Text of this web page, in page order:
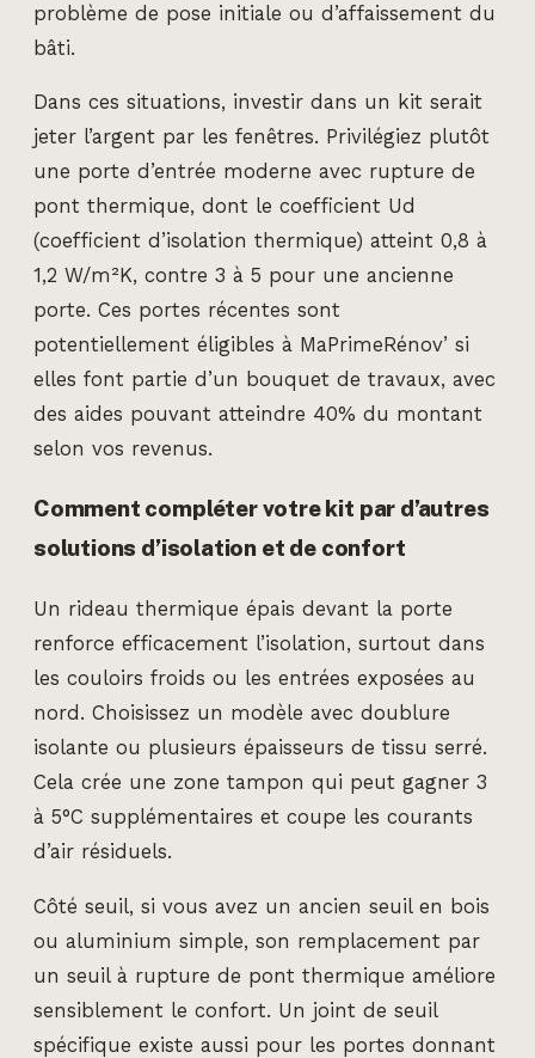
problème de pose initiale ou d’affaissement du
bâti.
Dans ces situations, investir dans un kit serait
jeter l’argent par les fenêtres. Privilégiez plutôt
une porte d’entrée moderne avec rupture de
pont thermique, dont le coefficient Ud
(coefficient d’isolation thermique) atteint 0,8 à
1,2 W/m²K, contre 3 à 5 pour une ancienne
porte. Ces portes récentes sont
potentiellement éligibles à MaPrimeRénov’ si
elles font partie d’un bouquet de travaux, avec
des aides pouvant atteindre 40% du montant
selon vos revenus.
Comment compléter votre kit par d’autres
solutions d’isolation et de confort
Un rideau thermique épais devant la porte
renforce efficacement l’isolation, surtout dans
les couloirs froids ou les entrées exposées au
nord. Choisissez un modèle avec doublure
isolante ou plusieurs épaisseurs de tissu serré.
Cela crée une zone tampon qui peut gagner 3
à 5°C supplémentaires et coupe les courants
d’air résiduels.
Côté seuil, si vous avez un ancien seuil en bois
ou aluminium simple, son remplacement par
un seuil à rupture de pont thermique améliore
sensiblement le confort. Un joint de seuil
spécifique existe aussi pour les portes donnant